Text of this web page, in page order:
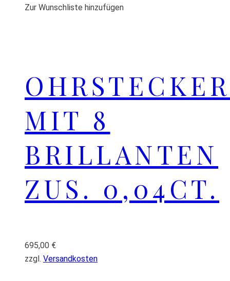
Zur Wunschliste hinzufügen
OHRSTECKER
MIT 8
BRILLANTEN
ZUS. 0,04CT.
695,00 €
zzgl. Versandkosten